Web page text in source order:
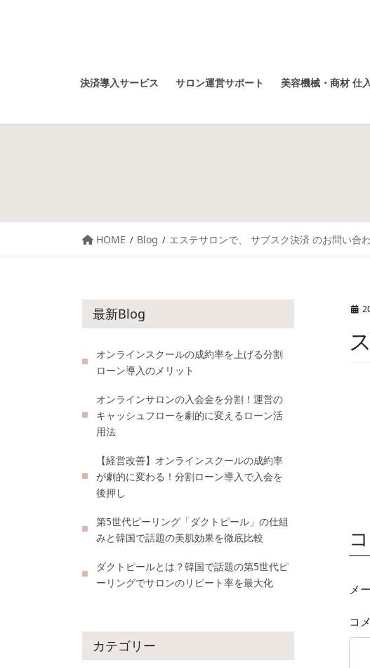
決済導入サービス サロン運営サポート 美容機械・商材 仕
HOME Blog エステサロンで、 サブスク決済 のお問い合
メ
コ
最新Blog
オンラインスクールの成約率を上げる分割
ローン導入のメリット
オンラインサロンの入会金を分割！運営の
キャッシュフローを劇的に変えるローン活
用法
【経営改善】オンラインスクールの成約率
が劇的に変わる！分割ローン導入で入会を
後押し
第5世代ピーリング「ダクトピール」の仕組
みと韓国で話題の美肌効果を徹底比較
ダクトピールとは？韓国で話題の第5世代ピ
ーリングでサロンのリピート率を最大化
カテゴリー